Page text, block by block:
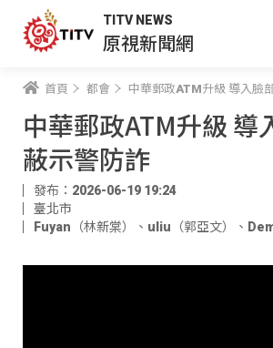
TITV NEWS
原視新聞網
首頁 都會 中華郵政ATM升級 導入臉
中華郵政ATM升級 導
蔽示警防詐
發布：2026-06-19 19:24
臺北市
Fuyan（林新棠）
、 uliu（郭亞文） 、